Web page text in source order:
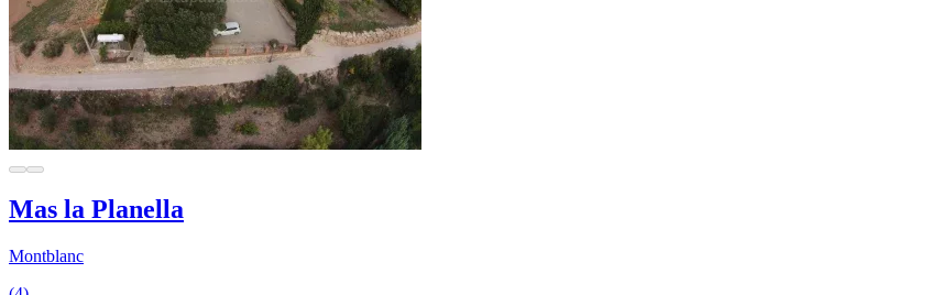
Mas la Planella
Montblanc